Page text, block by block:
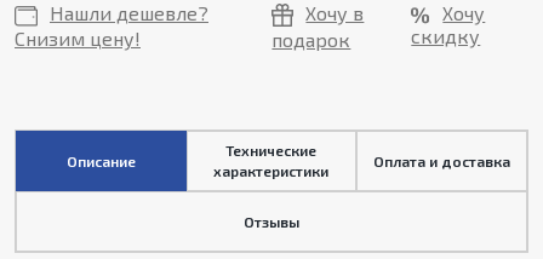
Нашли дешевле?
Снизим цену!
Хочу в
подарок
Хочу
скидку
Описание
Технические
характеристики
Оплата и доставка
Отзывы